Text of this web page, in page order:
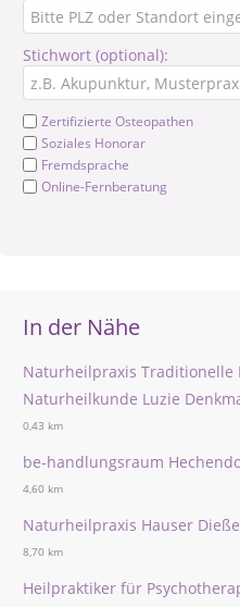
Stichwort (optional):
Zertifizierte Osteopathen
Soziales Honorar
Fremdsprache
Online-Fernberatung
In der Nähe
Naturheilpraxis Traditionelle
Naturheilkunde Luzie
0,43 km
be-handlungsraum
4,60 km
Naturheilpraxis Hauser
8,70 km
Heilpraktiker für